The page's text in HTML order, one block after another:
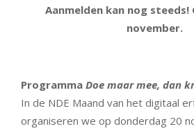
Aanmelden kan nog steeds!
november.
Programma Doe maar mee, dan
In de NDE Maand van het digitaal
organiseren we op donderdag 20